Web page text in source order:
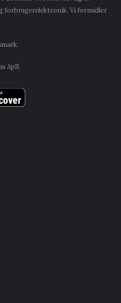
forbrugerelektronik. Vi formidler
ApS.